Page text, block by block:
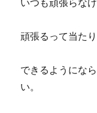
頑張るって当たり
できるようにな
い。